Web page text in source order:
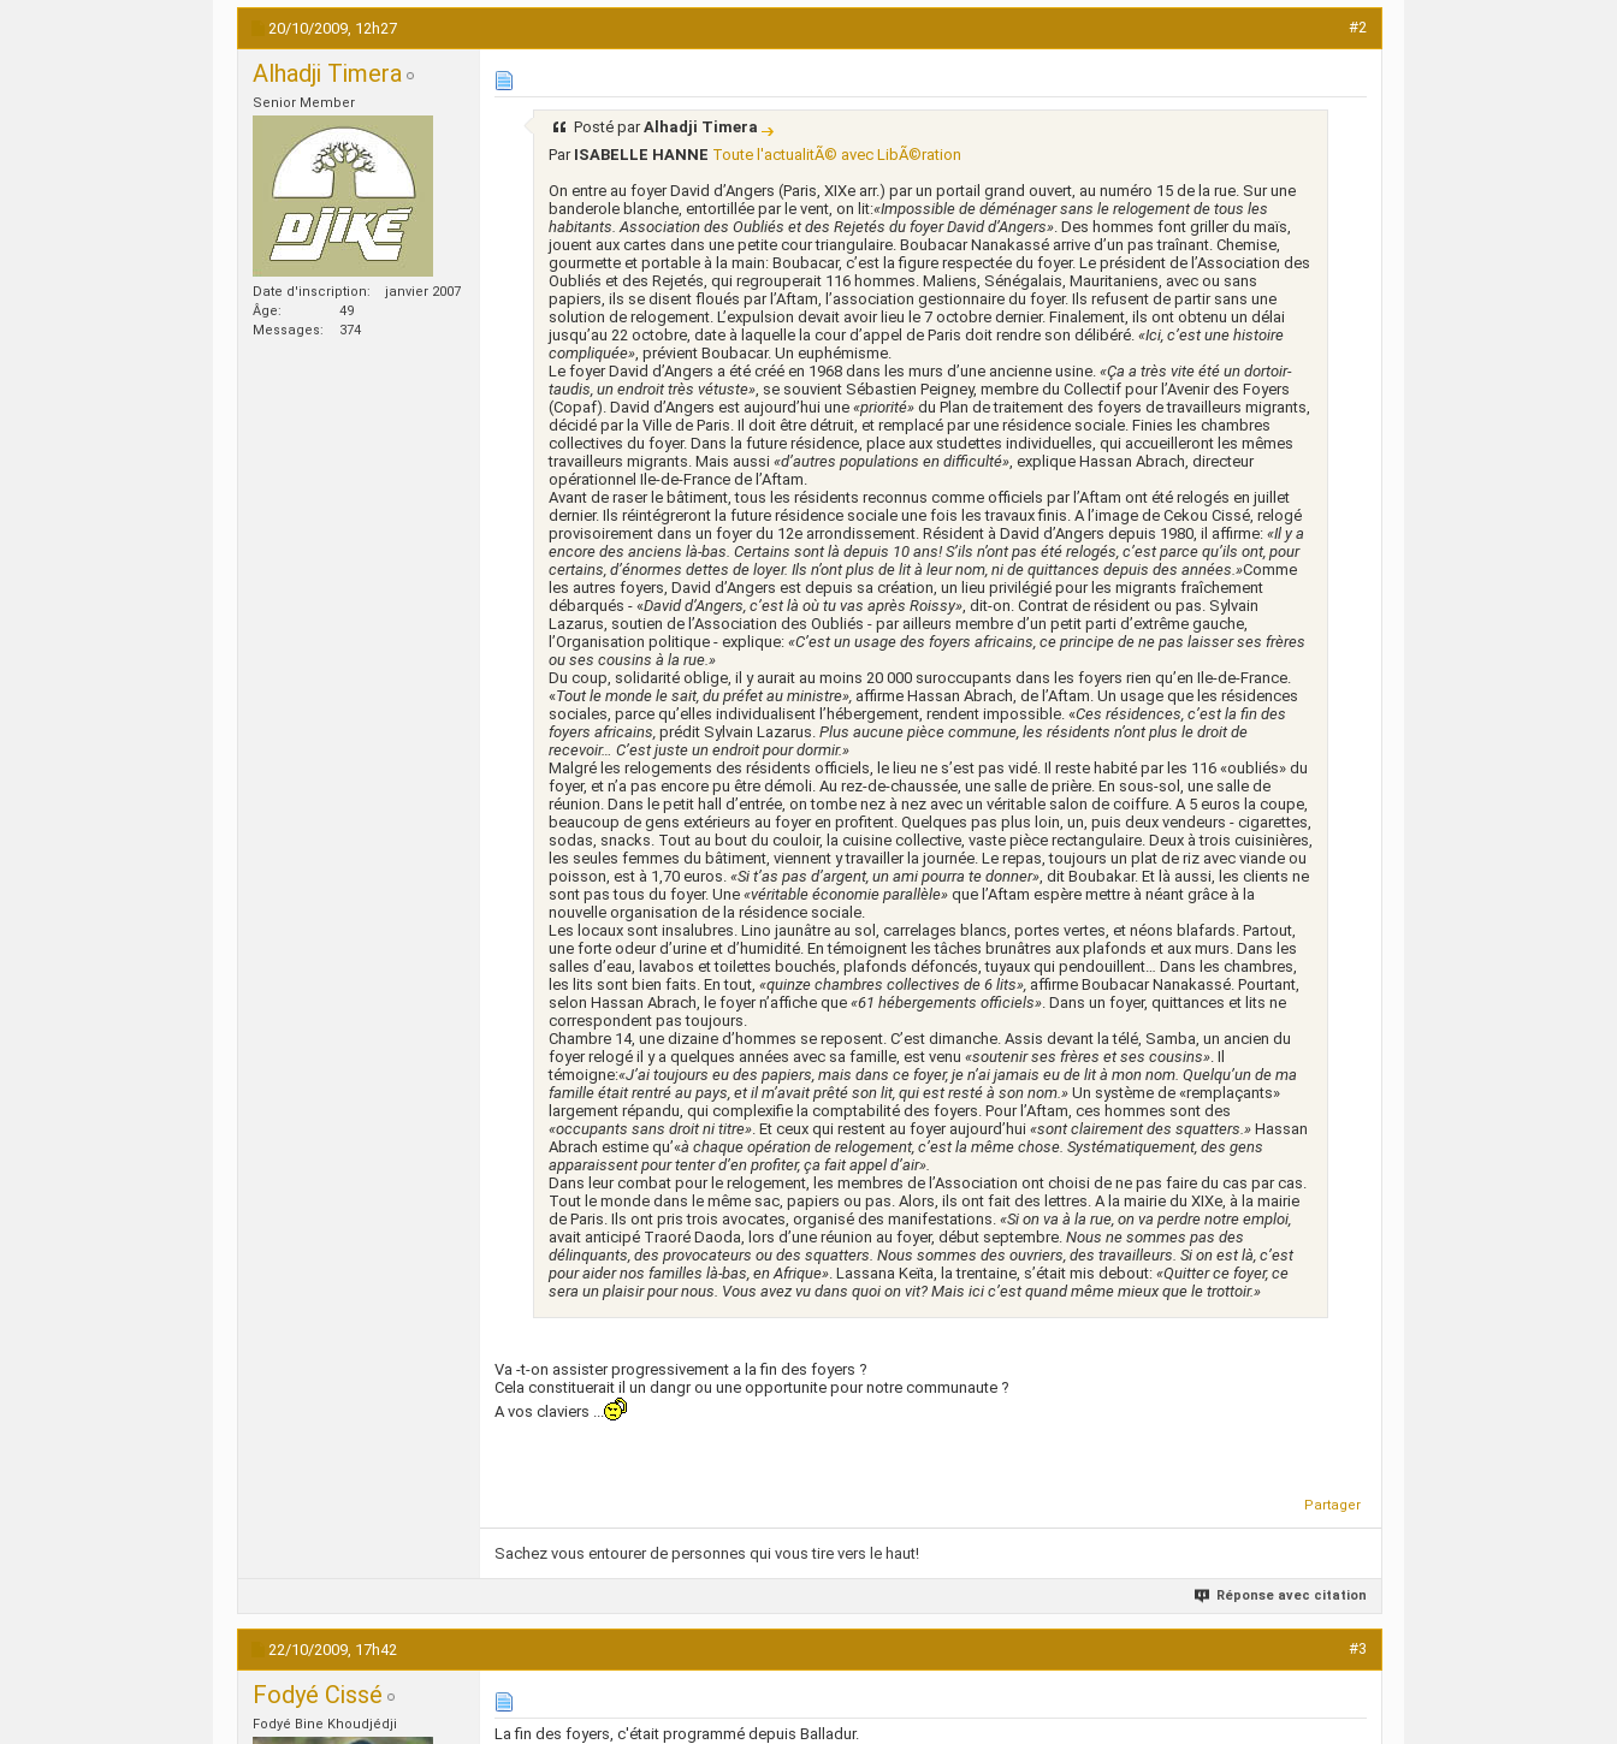
20/10/2009, 12h27 #2
Alhadji Timera
Senior Member
Date d'inscription
janvier 2007
Âge
49
Messages
374
Posté parAlhadji Timera
Par ISABELLE HANNE Toute l'actualitÃ© avec LibÃ©ration
On entre au foyer David d’Angers (Paris, XIXe arr.) par un portail grand ouvert, au numéro 15 de la rue. Sur une
banderole blanche, entortillée par le vent, on lit:«Impossible de déménager sans le relogement de tous les
habitants. Association des Oubliés et des Rejetés du foyer David d’Angers». Des hommes font griller du maïs,
jouent aux cartes dans une petite cour triangulaire. Boubacar Nanakassé arrive d’un pas traînant. Chemise,
gourmette et portable à la main: Boubacar, c’est la figure respectée du foyer. Le président de l’Association des
Oubliés et des Rejetés, qui regrouperait 116 hommes. Maliens, Sénégalais, Mauritaniens, avec ou sans
papiers, ils se disent floués par l’Aftam, l’association gestionnaire du foyer. Ils refusent de partir sans une
solution de relogement. L’expulsion devait avoir lieu le 7 octobre dernier. Finalement, ils ont obtenu un délai
jusqu’au 22 octobre, date à laquelle la cour d’appel de Paris doit rendre son délibéré. «Ici, c’est une histoire
compliquée», prévient Boubacar. Un euphémisme.
Le foyer David d’Angers a été créé en 1968 dans les murs d’une ancienne usine. «Ça a très vite été un dortoir-
taudis, un endroit très vétuste», se souvient Sébastien Peigney, membre du Collectif pour l’Avenir des Foyers
(Copaf). David d’Angers est aujourd’hui une «priorité» du Plan de traitement des foyers de travailleurs migrants,
décidé par la Ville de Paris. Il doit être détruit, et remplacé par une résidence sociale. Finies les chambres
collectives du foyer. Dans la future résidence, place aux studettes individuelles, qui accueilleront les mêmes
travailleurs migrants. Mais aussi «d’autres populations en difficulté», explique Hassan Abrach, directeur
opérationnel Ile-de-France de l’Aftam.
Avant de raser le bâtiment, tous les résidents reconnus comme officiels par l’Aftam ont été relogés en juillet
dernier. Ils réintégreront la future résidence sociale une fois les travaux finis. A l’image de Cekou Cissé, relogé
provisoirement dans un foyer du 12e arrondissement. Résident à David d’Angers depuis 1980, il affirme: «Il y a
encore des anciens là-bas. Certains sont là depuis 10 ans! S’ils n’ont pas été relogés, c’est parce qu’ils ont, pour
certains, d’énormes dettes de loyer. Ils n’ont plus de lit à leur nom, ni de quittances depuis des années.»Comme
les autres foyers, David d’Angers est depuis sa création, un lieu privilégié pour les migrants fraîchement
débarqués - «David d’Angers, c’est là où tu vas après Roissy», dit-on. Contrat de résident ou pas. Sylvain
Lazarus, soutien de l’Association des Oubliés - par ailleurs membre d’un petit parti d’extrême gauche,
l’Organisation politique - explique: «C’est un usage des foyers africains, ce principe de ne pas laisser ses frères
ou ses cousins à la rue.»
Du coup, solidarité oblige, il y aurait au moins 20 000 suroccupants dans les foyers rien qu’en Ile-de-France.
«Tout le monde le sait, du préfet au ministre», affirme Hassan Abrach, de l’Aftam. Un usage que les résidences
sociales, parce qu’elles individualisent l’hébergement, rendent impossible. «Ces résidences, c’est la fin des
foyers africains, prédit Sylvain Lazarus. Plus aucune pièce commune, les résidents n’ont plus le droit de
recevoir… C’est juste un endroit pour dormir.»
Malgré les relogements des résidents officiels, le lieu ne s’est pas vidé. Il reste habité par les 116 «oubliés» du
foyer, et n’a pas encore pu être démoli. Au rez-de-chaussée, une salle de prière. En sous-sol, une salle de
réunion. Dans le petit hall d’entrée, on tombe nez à nez avec un véritable salon de coiffure. A 5 euros la coupe,
beaucoup de gens extérieurs au foyer en profitent. Quelques pas plus loin, un, puis deux vendeurs - cigarettes,
sodas, snacks. Tout au bout du couloir, la cuisine collective, vaste pièce rectangulaire. Deux à trois cuisinières,
les seules femmes du bâtiment, viennent y travailler la journée. Le repas, toujours un plat de riz avec viande ou
poisson, est à 1,70 euros. «Si t’as pas d’argent, un ami pourra te donner», dit Boubakar. Et là aussi, les clients ne
sont pas tous du foyer. Une «véritable économie parallèle» que l’Aftam espère mettre à néant grâce à la
nouvelle organisation de la résidence sociale.
Les locaux sont insalubres. Lino jaunâtre au sol, carrelages blancs, portes vertes, et néons blafards. Partout,
une forte odeur d’urine et d’humidité. En témoignent les tâches brunâtres aux plafonds et aux murs. Dans les
salles d’eau, lavabos et toilettes bouchés, plafonds défoncés, tuyaux qui pendouillent… Dans les chambres,
les lits sont bien faits. En tout, «quinze chambres collectives de 6 lits», affirme Boubacar Nanakassé. Pourtant,
selon Hassan Abrach, le foyer n’affiche que «61 hébergements officiels». Dans un foyer, quittances et lits ne
correspondent pas toujours.
Chambre 14, une dizaine d’hommes se reposent. C’est dimanche. Assis devant la télé, Samba, un ancien du
foyer relogé il y a quelques années avec sa famille, est venu «soutenir ses frères et ses cousins». Il
témoigne:«J’ai toujours eu des papiers, mais dans ce foyer, je n’ai jamais eu de lit à mon nom. Quelqu’un de ma
famille était rentré au pays, et il m’avait prêté son lit, qui est resté à son nom.» Un système de «remplaçants»
largement répandu, qui complexifie la comptabilité des foyers. Pour l’Aftam, ces hommes sont des
«occupants sans droit ni titre». Et ceux qui restent au foyer aujourd’hui «sont clairement des squatters.» Hassan
Abrach estime qu’«à chaque opération de relogement, c’est la même chose. Systématiquement, des gens
apparaissent pour tenter d’en profiter, ça fait appel d’air».
Dans leur combat pour le relogement, les membres de l’Association ont choisi de ne pas faire du cas par cas.
Tout le monde dans le même sac, papiers ou pas. Alors, ils ont fait des lettres. A la mairie du XIXe, à la mairie
de Paris. Ils ont pris trois avocates, organisé des manifestations. «Si on va à la rue, on va perdre notre emploi,
avait anticipé Traoré Daoda, lors d’une réunion au foyer, début septembre. Nous ne sommes pas des
délinquants, des provocateurs ou des squatters. Nous sommes des ouvriers, des travailleurs. Si on est là, c’est
pour aider nos familles là-bas, en Afrique». Lassana Keïta, la trentaine, s’était mis debout: «Quitter ce foyer, ce
sera un plaisir pour nous. Vous avez vu dans quoi on vit? Mais ici c’est quand même mieux que le trottoir.»
Va -t-on assister progressivement a la fin des foyers ?
Cela constituerait il un dangr ou une opportunite pour notre communaute ?
A vos claviers ...
Partager
Sachez vous entourer de personnes qui vous tire vers le haut!
Réponse avec citation
22/10/2009, 17h42 #3
Fodyé Cissé
Fodyé Bine Khoudjédji
La fin des foyers, c'était programmé depuis Balladur.